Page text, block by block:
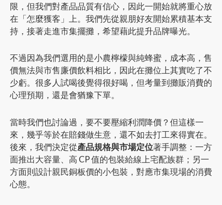
限，但我們對產品品質有信心，因此一開始就將重心放
在「怎麼獲客」上。我們先從親朋好友開始累積基本支
持，接著走進市集擺攤，希望藉此提升品牌曝光。
不過因為我們選用的是小農檸檬與純蜂蜜，成本高，售
價無法與市售廉價飲料相比，因此在攤位上其實吃了不
少虧。很多人試喝後覺得很好喝，但考量到攤販消費的
心理預期，還是會猶豫下單。
當時我們也討論過，要不要壓縮利潤降價？但這樣一
來，幾乎等於在賠錢做生意，還不如去打工來得實在。
後來，我們決定從產品規格與市場定位著手調整：一方
面推出大容量、高 CP 值的包裝給線上宅配族群；另一
方面則設計親民銅板價的小包裝，對應市集現場的消費
心態。